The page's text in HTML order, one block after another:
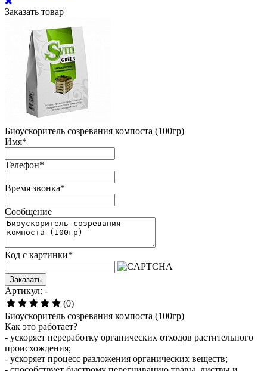
Заказать товар
Биоускоритель созревания компоста (100гр)
Имя*
Телефон*
Время звонка*
Сообщение
Код с картинки*
Заказать
Артикул: -
(0)
Биоускоритель созревания компоста (100гр)
Как это работает?
- ускоряет переработку органических отходов растительного
происхождения;
- ускоряет процесс разложения органических веществ;